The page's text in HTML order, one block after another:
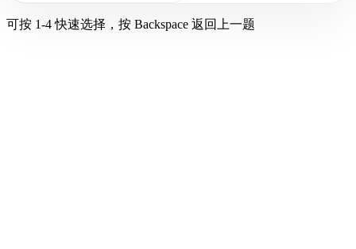
可按 1-4 快速选择，按 Backspace 返回上一题